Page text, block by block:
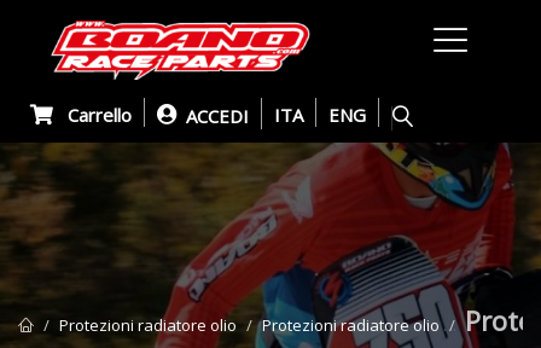
Carrello ACCEDI ITA ENG
Protezioni radiatore olio Protezioni radiatore olio